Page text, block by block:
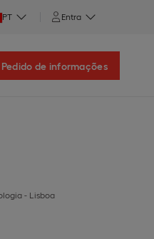
PT Entra
Pedido de informações
- Lisboa